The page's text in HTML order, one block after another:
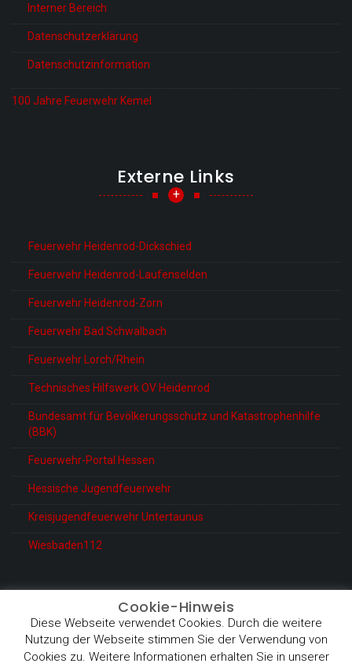
Interner Bereich
Datenschutzerklärung
Datenschutzinformation
100 Jahre Feuerwehr Kemel
Externe Links
+
Feuerwehr Heidenrod-Dickschied
Feuerwehr Heidenrod-Laufenselden
Feuerwehr Heidenrod-Zorn
Feuerwehr Bad Schwalbach
Feuerwehr Lorch/Rhein
Technisches Hilfswerk OV Heidenrod
Bundesamt für Bevölkerungsschutz und Katastrophenhilfe
(BBK)
Feuerwehr-Portal Hessen
Hessische Jugendfeuerwehr
Kreisjugendfeuerwehr Untertaunus
Wiesbaden112
© Feuerwehr Heidenrod-Kemel
Proudly powered by WordPress |Theme: BetterHealth by
Cookie-Hinweis
Diese Webseite verwendet Cookies. Durch die weitere
Nutzung der Webseite stimmen Sie der Verwendung von
Cookies zu. Weitere Informationen erhalten Sie in unserer